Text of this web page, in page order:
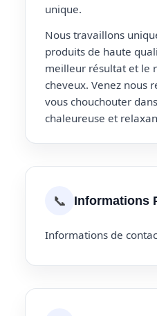
unique.
Nous travaillons
produits de haute
meilleur résultat et le
cheveux. Venez nous
vous chouchouter
chaleureuse et
📞 Informations
Informations de